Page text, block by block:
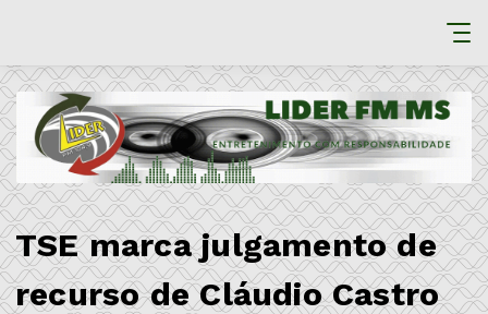
TSE marca julgamento de
recurso de Cláudio Castro